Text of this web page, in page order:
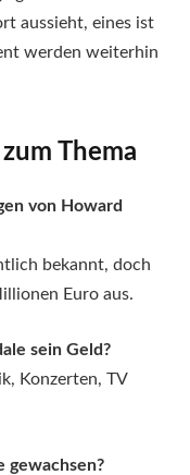
aussieht, eines ist
werden weiterhin
Thema
von Howard
bekannt, doch
Euro aus.
sein Geld?
Konzerten, TV
gewachsen?